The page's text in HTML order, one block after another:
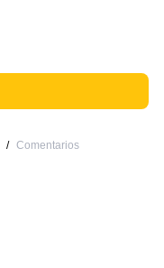
/ Comentarios